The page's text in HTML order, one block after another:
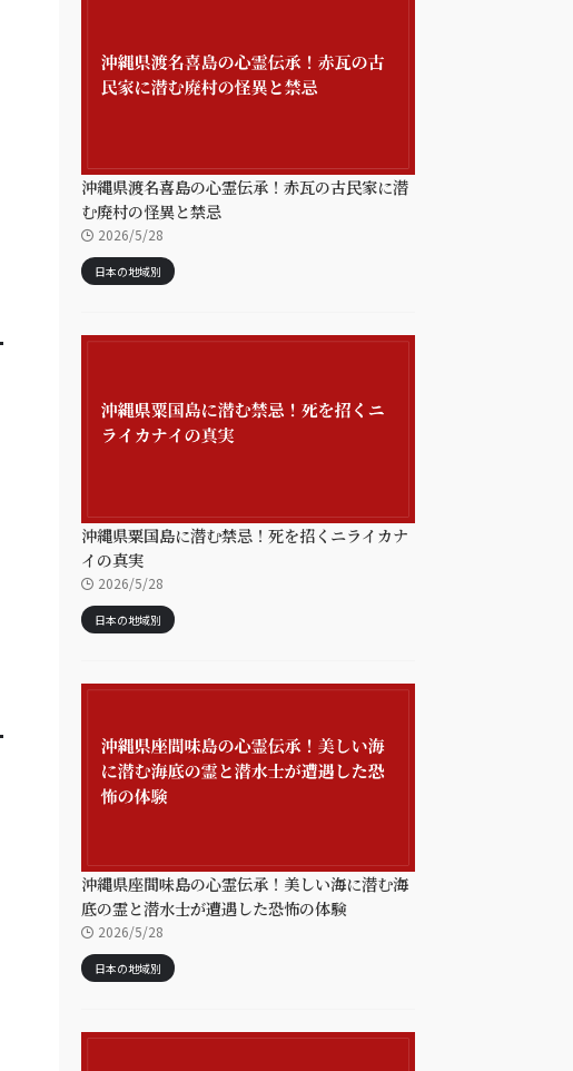
沖縄県渡名喜島の心霊伝承！赤瓦の古民家に潜
む廃村の怪異と禁忌
2026/5/28
日本の地域別
沖縄県粟国島に潜む禁忌！死を招くニライカナ
イの真実
2026/5/28
日本の地域別
沖縄県座間味島の心霊伝承！美しい海に潜む海
底の霊と潜水士が遭遇した恐怖の体験
2026/5/28
日本の地域別